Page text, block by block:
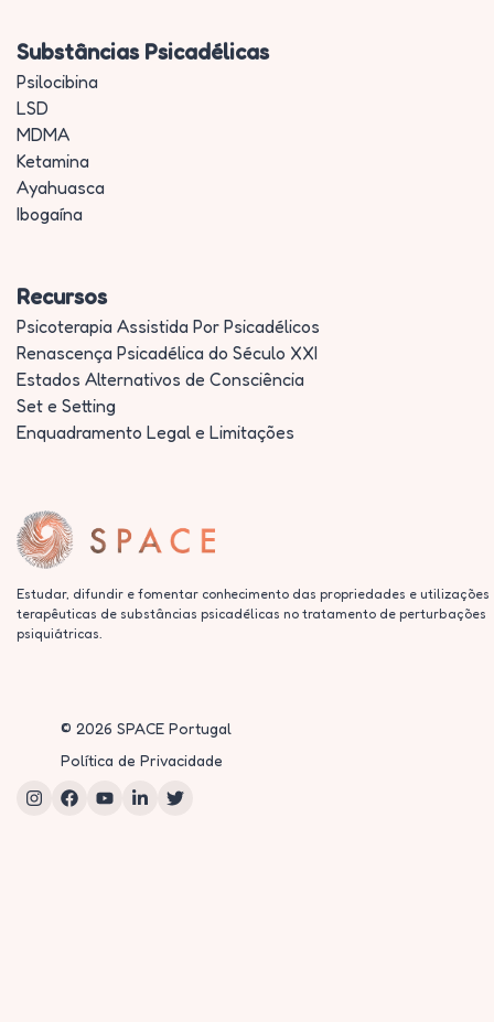
Substâncias Psicadélicas
Psilocibina
LSD
MDMA
Ketamina
Ayahuasca
Ibogaína
Recursos
Psicoterapia Assistida Por Psicadélicos
Renascença Psicadélica do Século XXI
Estados Alternativos de Consciência
Set e Setting
Enquadramento Legal e Limitações
Estudar, difundir e fomentar conhecimento das propriedades e utilizações
terapêuticas de substâncias psicadélicas no tratamento de perturbações
psiquiátricas.
© 2026 SPACE Portugal
Política de Privacidade
Instagram
Facebook
YouTube
LinkedInTwitter